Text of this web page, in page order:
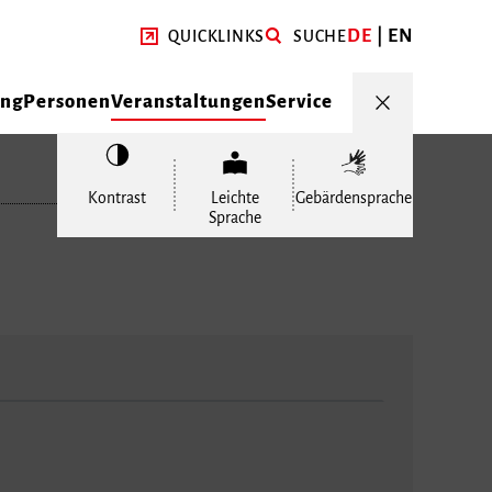
QUICKLINKS SUCHEDE EN
PersonenVeranstaltungenService
Kontrast
Leichte
Sprache
Gebärdensprache